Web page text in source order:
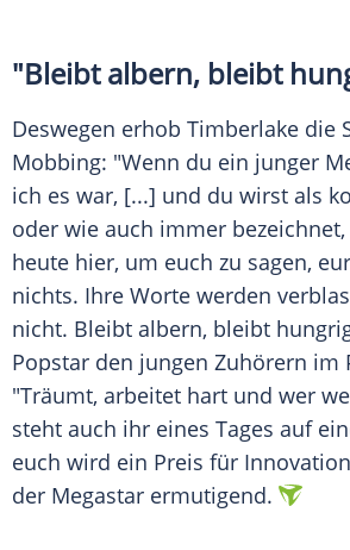
"Bleibt albern, bleibt
Deswegen erhob Timberlake die
Mobbing: "Wenn du ein junger
ich es war, [...] und du wirst als
oder wie auch immer
heute hier, um euch zu sagen,
nichts. Ihre Worte werden
nicht. Bleibt albern, bleibt
Popstar den jungen Zuhörern im
"Träumt, arbeitet hart und wer
steht auch ihr eines Tages auf
euch wird ein Preis für
der Megastar ermutigend.